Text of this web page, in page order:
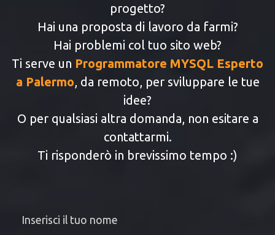
progetto?
Hai una proposta di lavoro da farmi?
Hai problemi col tuo sito web?
Ti serve un Programmatore MYSQL Esperto
a Palermo , da remoto, per sviluppare le tue
idee?
O per qualsiasi altra domanda, non esitare a
contattarmi.
Ti risponderò in brevissimo tempo :)